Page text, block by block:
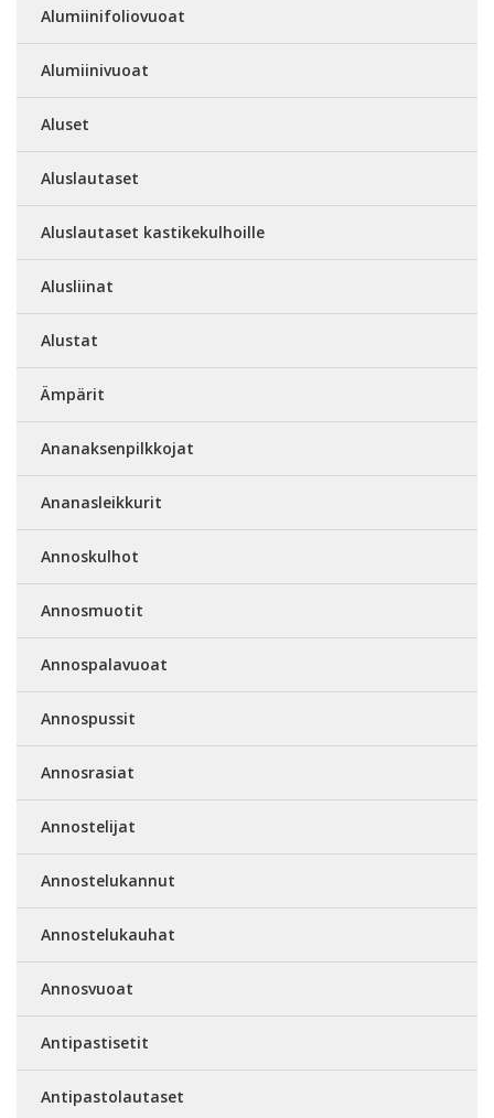
Alumiinifoliovuoat
Alumiinivuoat
Aluset
Aluslautaset
Aluslautaset kastikekulhoille
Alusliinat
Alustat
Ämpärit
Ananaksenpilkkojat
Ananasleikkurit
Annoskulhot
Annosmuotit
Annospalavuoat
Annospussit
Annosrasiat
Annostelijat
Annostelukannut
Annostelukauhat
Annosvuoat
Antipastisetit
Antipastolautaset